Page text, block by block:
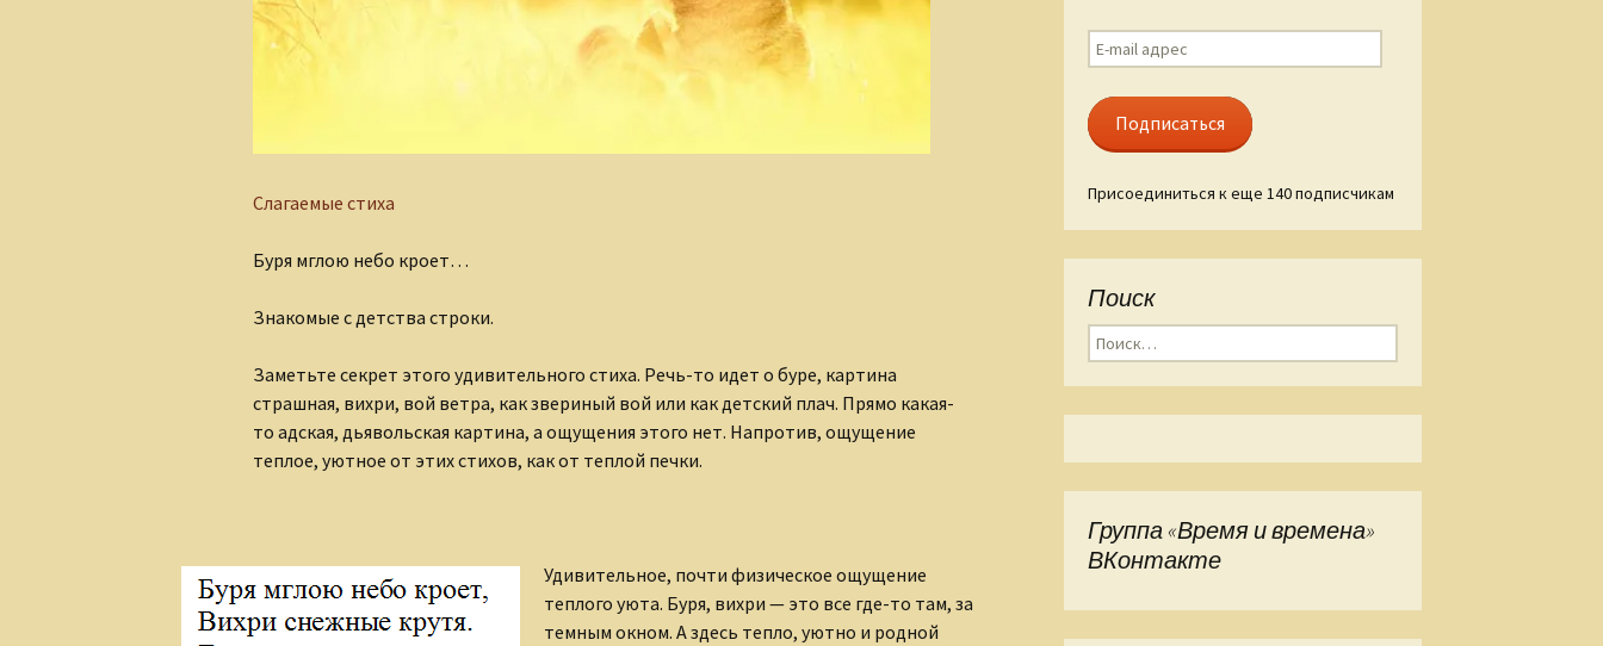
Киевская Русь
Непостижимая Индия
Окно в античный мир
Острова моего города
Слагаемые стиха
Буря мглою небо кроет…
Знакомые с детства строки.
Заметьте секрет этого удивительного стиха. Речь-то идет о буре, картина
страшная, вихри, вой ветра, как звериный вой или как детский плач. Прямо какая-
то адская, дьявольская картина, а ощущения этого нет. Напротив, ощущение
теплое, уютное от этих стихов, как от теплой печки.
Удивительное, почти физическое ощущение
теплого уюта. Буря, вихри — это все где-то там, за
темным окном. А здесь тепло, уютно и родной
E-
mail
Подписаться
Присоединиться к еще 140 подписчикам
Поиск
Найти:
Группа «Время и времена»
ВКонтакте